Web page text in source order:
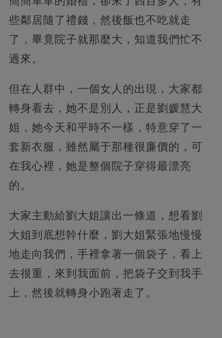
些鄰居隨了禮錢，然後飯也不吃就走
了，畢竟院子就那麼大，知道我們忙不
過來。
但在人群中，一個女人的出現，大家都
轉身看去，她不是別人，正是劉媛慧大
姐，她今天和平時不一樣，特意穿了一
套新衣服，雖然屬于那種很廉價的，可
在我心裡，她是整個院子穿得最漂亮
的。
大家主動給劉大姐讓出一條道，想看劉
大姐到底想幹什麼，劉大姐緊張地慢慢
地走向我們，手裡拿著一個袋子，看上
去很重，來到我面前，把袋子交到我手
上，然後就轉身小跑著走了。